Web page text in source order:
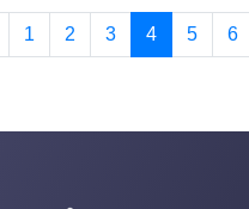
1 2 3 4 5 6